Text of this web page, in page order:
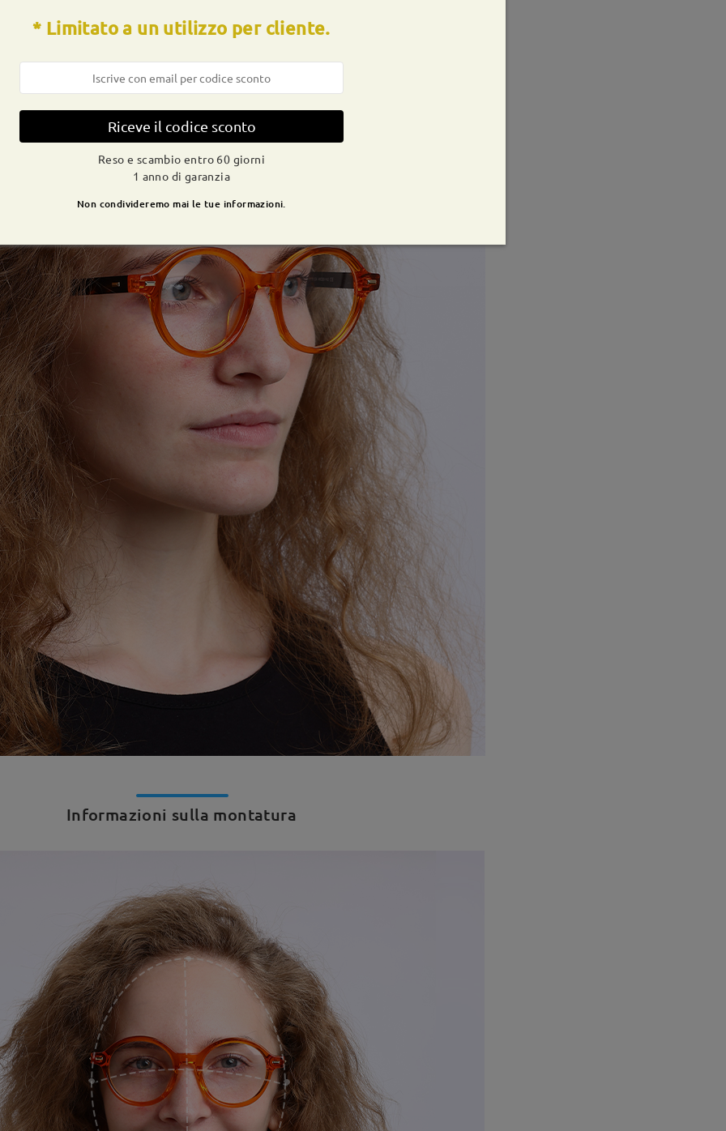
Informazioni sulla montatura
* Limitato a un utilizzo per cliente.
Riceve il codice sconto
Reso e scambio entro 60 giorni
1 anno di garanzia
Non condivideremo mai le tue informazioni.